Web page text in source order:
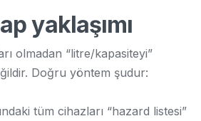
yaklaşımı
olmadan “litre/kapasiteyi”
Doğru yöntem şudur:
tüm cihazları “hazard listesi”